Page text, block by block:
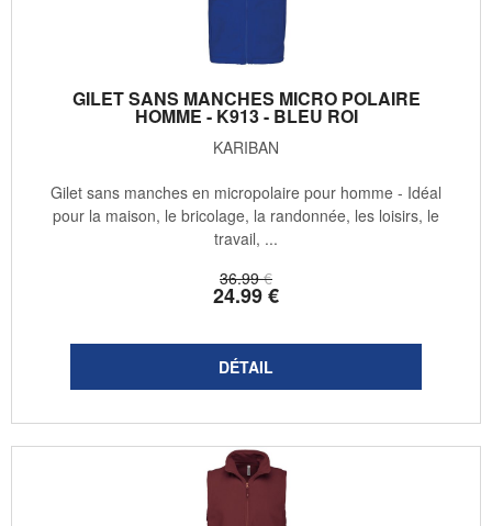
GILET SANS MANCHES MICRO POLAIRE
HOMME - K913 - BLEU ROI
KARIBAN
36.99 €
24.99€
Gilet sans manches en micropolaire pour homme - Idéal
pour la maison, le bricolage, la randonnée, les loisirs, le
travail, ...